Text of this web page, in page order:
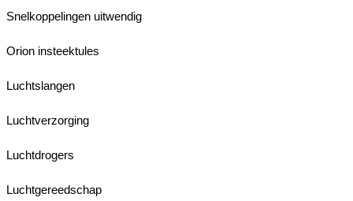
Snelkoppelingen uitwendig
Orion insteektules
Luchtslangen
Luchtverzorging
Luchtdrogers
Luchtgereedschap